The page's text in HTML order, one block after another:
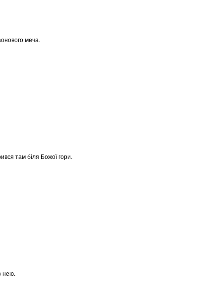
меча.
там біля Божої гори.
нею.